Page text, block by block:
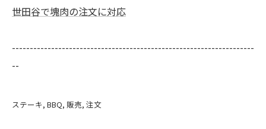
世田谷で塊肉の注文に対応
--------------------------------------------------------------------
--
ステーキ BBQ 販売 注文